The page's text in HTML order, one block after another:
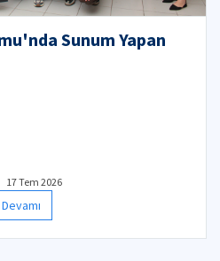
Sunum Yapan
17 Tem 2026
Devamı